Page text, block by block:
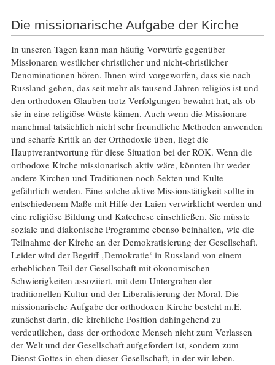
Die missionarische Aufgabe der Kirche
In unseren Tagen kann man häufig Vorwürfe gegenüber
Missionaren westlicher christlicher und nicht-christlicher
Denominationen hören. Ihnen wird vorgeworfen, dass sie nach
Russland gehen, das seit mehr als tausend Jahren religiös ist und
den orthodoxen Glauben trotz Verfolgungen bewahrt hat, als ob
sie in eine religiöse Wüste kämen. Auch wenn die Missionare
manchmal tatsächlich nicht sehr freundliche Methoden anwenden
und scharfe Kritik an der Orthodoxie üben, liegt die
Hauptverantwortung für diese Situation bei der ROK. Wenn die
orthodoxe Kirche missionarisch aktiv wäre, könnten ihr weder
andere Kirchen und Traditionen noch Sekten und Kulte
gefährlich werden. Eine solche aktive Missionstätigkeit sollte in
entschiedenem Maße mit Hilfe der Laien verwirklicht werden und
eine religiöse Bildung und Katechese einschließen. Sie müsste
soziale und diakonische Programme ebenso beinhalten, wie die
Teilnahme der Kirche an der Demokratisierung der Gesellschaft.
Leider wird der Begriff ‚Demokratie‘ in Russland von einem
erheblichen Teil der Gesellschaft mit ökonomischen
Schwierigkeiten assoziiert, mit dem Untergraben der
traditionellen Kultur und der Liberalisierung der Moral. Die
missionarische Aufgabe der orthodoxen Kirche besteht m.E.
zunächst darin, die kirchliche Position dahingehend zu
verdeutlichen, dass der orthodoxe Mensch nicht zum Verlassen
der Welt und der Gesellschaft aufgefordert ist, sondern zum
Dienst Gottes in eben dieser Gesellschaft, in der wir leben.